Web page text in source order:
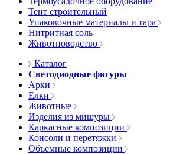
Тент строительный
Упаковочные материалы и тара
Нитритная соль
Животноводство
Каталог
Светодиодные фигуры
Арки
Елки
Животные
Изделия из мишуры
Каркасные композиции
Консоли и перетяжки
Объемные композиции